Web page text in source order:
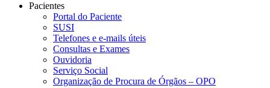
Pacientes
Portal do Paciente
SUSI
Telefones e e-mails úteis
Consultas e Exames
Ouvidoria
Serviço Social
Organização de Procura de Órgãos – OPO